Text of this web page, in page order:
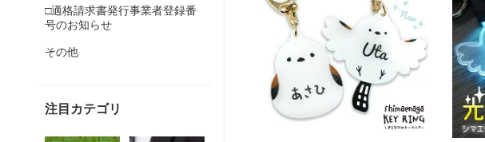
□適格請求書発行事業者登録番
号のお知らせ
その他
注目カテゴリ